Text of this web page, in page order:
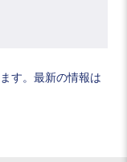
す。最新の情報は